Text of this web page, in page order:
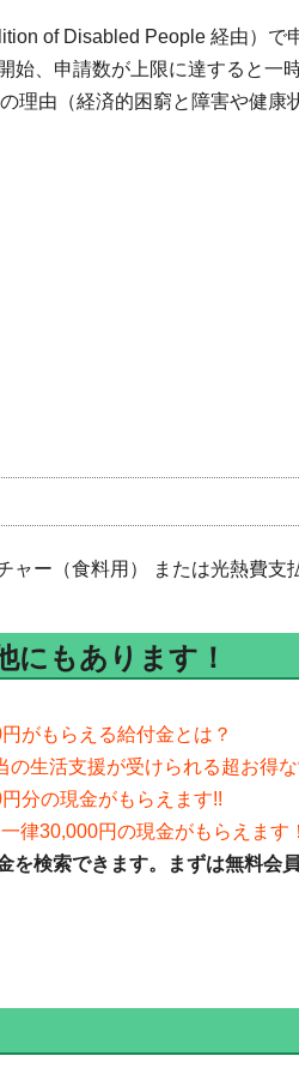
of Disabled People 経由）で
始、申請数が上限に達すると一
理由（経済的困窮と障害や健康
ャー（食料用） または光熱費支
にもあります！
がもらえる給付金とは？
生活支援が受けられる超お得な
分の現金がもらえます!!
律30,000円の現金がもらえます！
を検索できます。まずは無料会